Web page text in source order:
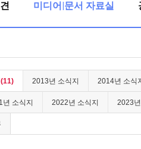
미디어|문서 자료실
2013년 소식지 2014년 소식
년 소식지 2022년 소식지 2023년